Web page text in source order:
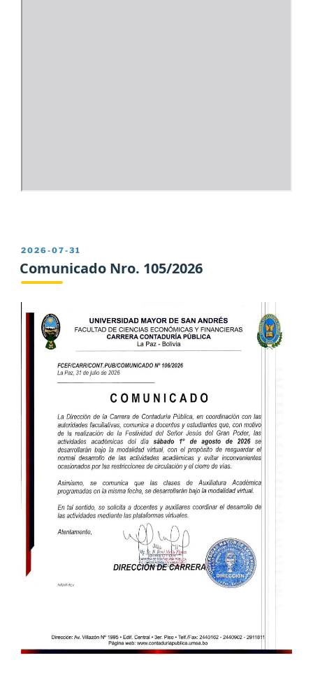
PUBLICADO
EL
2026-07-31
Comunicado Nro. 105/2026